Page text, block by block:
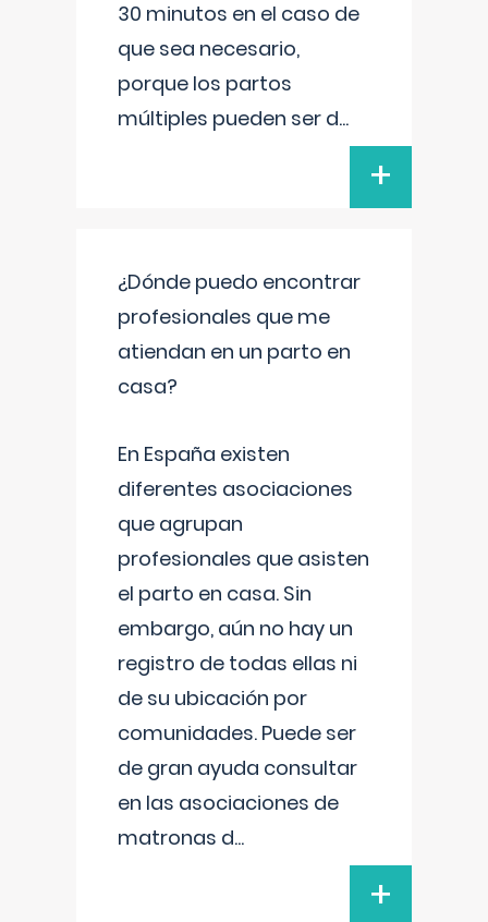
30 minutos en el caso de
que sea necesario,
porque los partos
múltiples pueden ser d...
+
¿Dónde puedo encontrar
profesionales que me
atiendan en un parto en
casa?
En España existen
diferentes asociaciones
que agrupan
profesionales que asisten
el parto en casa. Sin
embargo, aún no hay un
registro de todas ellas ni
de su ubicación por
comunidades. Puede ser
de gran ayuda consultar
en las asociaciones de
matronas d...
+